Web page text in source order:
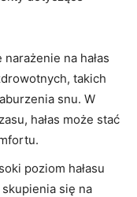
narażenie na​ hałas
takich
snu. W
hałas może stać⁢
poziom ​hałasu
się na⁤